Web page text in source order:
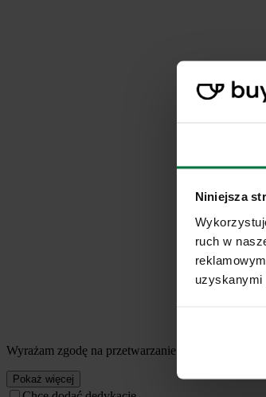
Niniejsza
ruch w
uzyskanymi
Wyrażam zgodę na przetwarzanie przez Coffee
Pokaż więcej